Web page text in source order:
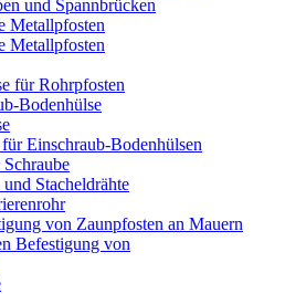
und Spannbrücken
Metallpfosten
Metallpfosten
für Rohrpfosten
Bodenhülse
Einschraub-Bodenhülsen
Stacheldrähte
von Zaunpfosten an Mauern
Befestigung von